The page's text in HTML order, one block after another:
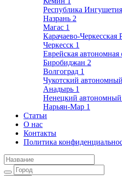
Республика Ингушетия
Назрань 2
Магас 1
Карачаево-Черкесская
Черкесск 1
Еврейская автономная
Биробиджан 2
Волгоград 1
Чукотский
Анадырь 1
Ненецкий автономный
Нарьян-Мар 1
Статьи
О нас
Контакты
Политика